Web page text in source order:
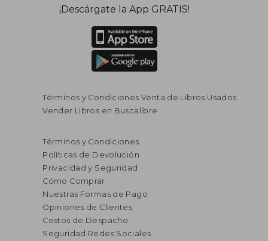
¡Descárgate la App GRATIS!
Términos y Condiciones Venta de Libros Usados
Vender Libros en Buscalibre
Términos y Condiciones
Políticas de Devolución
Privacidad y Seguridad
Cómo Comprar
Nuestras Formas de Pago
Opiniones de Clientes
Costos de Despacho
Seguridad Redes Sociales